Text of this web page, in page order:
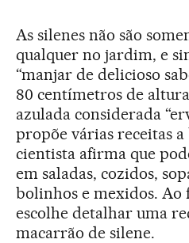
As silenes não são
qualquer no jardim, e
“manjar de delicioso
80 centímetros de
azulada considerada
propõe várias receitas a
cientista afirma que
em saladas, cozidos,
bolinhos e mexidos. Ao
escolhe detalhar uma
macarrão de silene.